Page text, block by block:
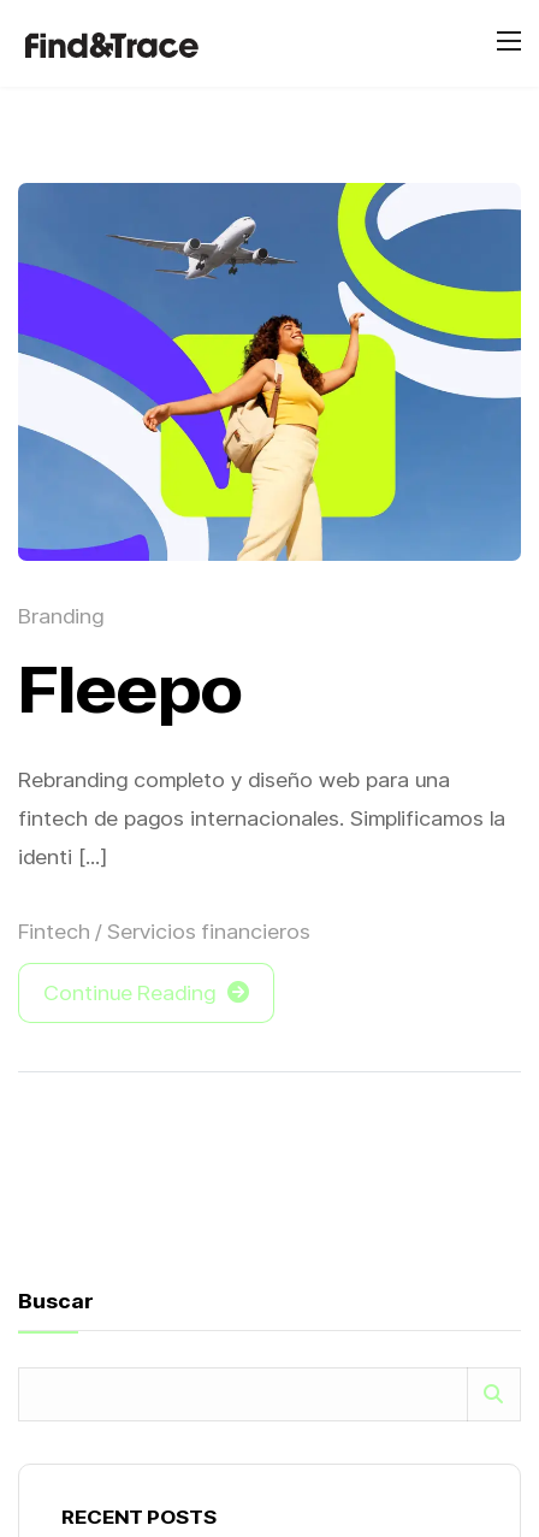
Branding
Fleepo
Rebranding completo y diseño web para una
fintech de pagos internacionales. Simplificamos la
identi [...]
Fintech / Servicios financieros
Continue Reading
Buscar
RECENT POSTS